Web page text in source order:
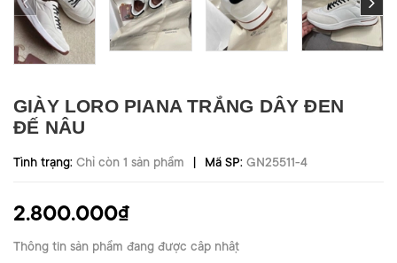
GIÀY LORO PIANA TRẮNG DÂY ĐEN
ĐẾ NÂU
Tình trạng: Chỉ còn 1 sản phẩm | Mã SP: GN25511-4
2.800.000₫
Thông tin sản phẩm đang được cập nhật